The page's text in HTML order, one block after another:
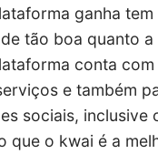
ganha tem
tão boa quanto a
conta com
e também
sociais, inclusive
que o kwai é a